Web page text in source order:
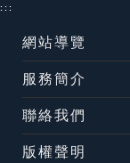
:::
網站導覽
服務簡介
聯絡我們
版權聲明